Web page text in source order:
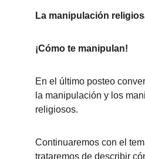
La manipulación
¡Cómo te manipulan!
En el último posteo
la manipulación y los
religiosos.
Continuaremos con el
trataremos de describir